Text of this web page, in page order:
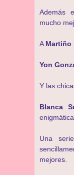
Además
mucho
A Martiño
Yon
Y las
Blanca
Una
mejores.